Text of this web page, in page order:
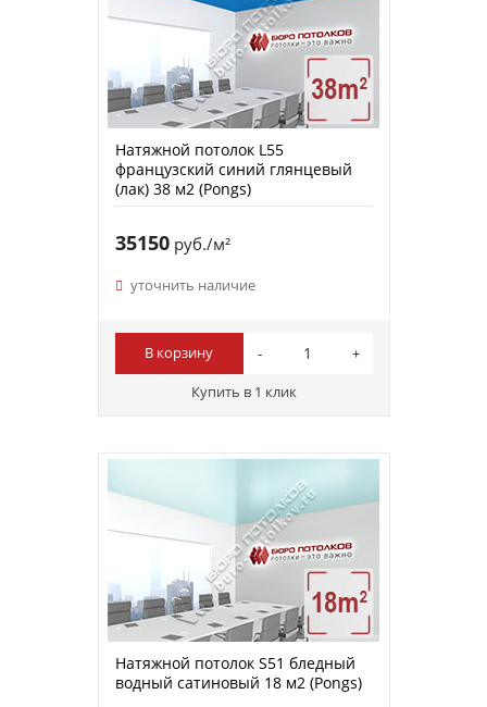
Натяжной потолок L55
французский синий глянцевый
(лак) 38 м2 (Pongs)
35150руб./м²
уточнить наличие
В корзину
Купить в 1 клик
Натяжной потолок S51 бледный
водный сатиновый 18 м2 (Pongs)